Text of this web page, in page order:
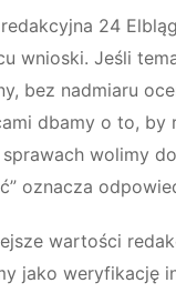
24
wnioski. Jeśli
bez nadmiaru
dbamy o to, by
wolimy
oznacza
wartości
jako weryfikację